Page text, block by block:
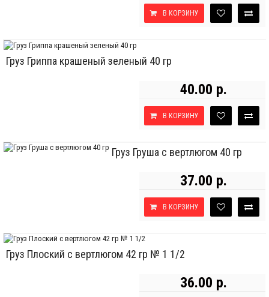
В КОРЗИНУ
Груз Гриппа крашеный зеленый 40 гр
40.00 р.
В КОРЗИНУ
Груз Груша с вертлюгом 40 гр
37.00 р.
В КОРЗИНУ
Груз Плоский с вертлюгом 42 гр № 1 1/2
36.00 р.